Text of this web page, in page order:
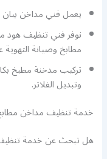
يعمل فني مداخن بيان
نوفر فني تنظيف
مطابخ وصيانة التهوية
تركيب مدخنة مطبخ
وتبديل الفلاتر.
خدمة تنظيف مداخن
هل تبحث عن خدمة